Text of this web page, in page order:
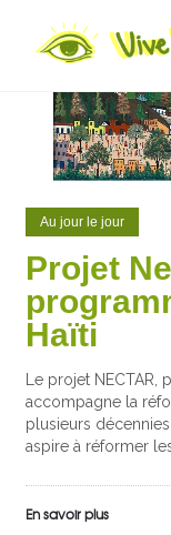
Au jour le jour
Projet
Haïti
Le projet NECTAR,
accompagne la
plusieurs
aspire à réformer
En savoir plus